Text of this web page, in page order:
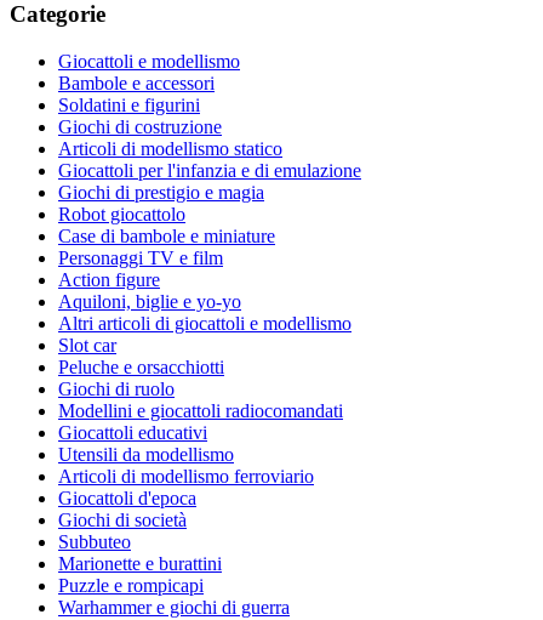
Categorie
Giocattoli e modellismo
Bambole e accessori
Soldatini e figurini
Giochi di costruzione
Articoli di modellismo statico
Giocattoli per l'infanzia e di emulazione
Giochi di prestigio e magia
Robot giocattolo
Case di bambole e miniature
Personaggi TV e film
Action figure
Aquiloni, biglie e yo-yo
Altri articoli di giocattoli e modellismo
Slot car
Peluche e orsacchiotti
Giochi di ruolo
Modellini e giocattoli radiocomandati
Giocattoli educativi
Utensili da modellismo
Articoli di modellismo ferroviario
Giocattoli d'epoca
Giochi di società
Subbuteo
Marionette e burattini
Puzzle e rompicapi
Warhammer e giochi di guerra